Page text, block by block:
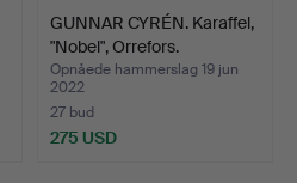
GUNNAR CYRÉN. Karaffel,
"Nobel", Orrefors.
Opnåede hammerslag 19 jun
2022
27 bud
275 USD